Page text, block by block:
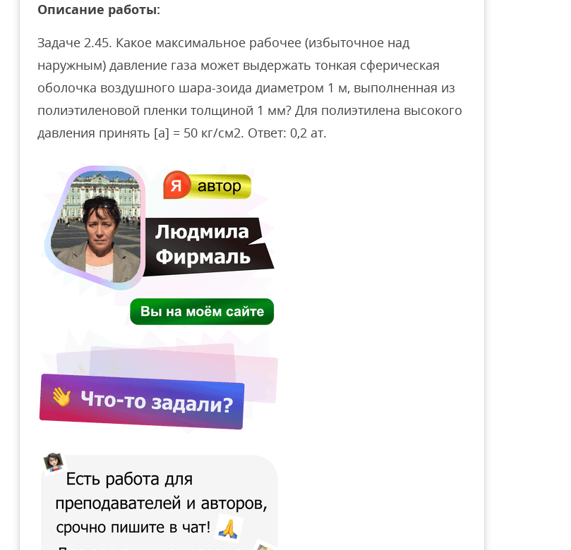
Описание работы:
Задаче 2.45. Какое максимальное рабочее (избыточное над
наружным) давление газа может выдержать тонкая сферическая
оболочка воздушного шара-зоида диаметром 1 м, выполненная из
полиэтиленовой пленки толщиной 1 мм? Для полиэтилена высокого
давления принять [а] = 50 кг/см2. Ответ: 0,2 ат.